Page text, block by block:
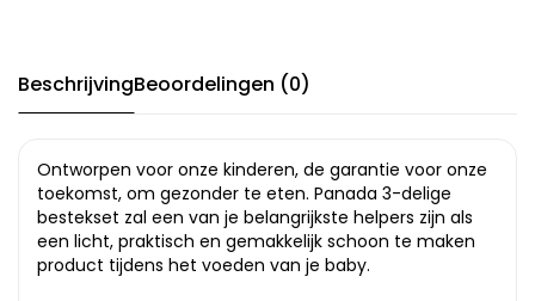
BeschrijvingBeoordelingen (0)
Ontworpen voor onze kinderen, de garantie voor onze
toekomst, om gezonder te eten. Panada 3-delige
bestekset zal een van je belangrijkste helpers zijn als
een licht, praktisch en gemakkelijk schoon te maken
product tijdens het voeden van je baby.